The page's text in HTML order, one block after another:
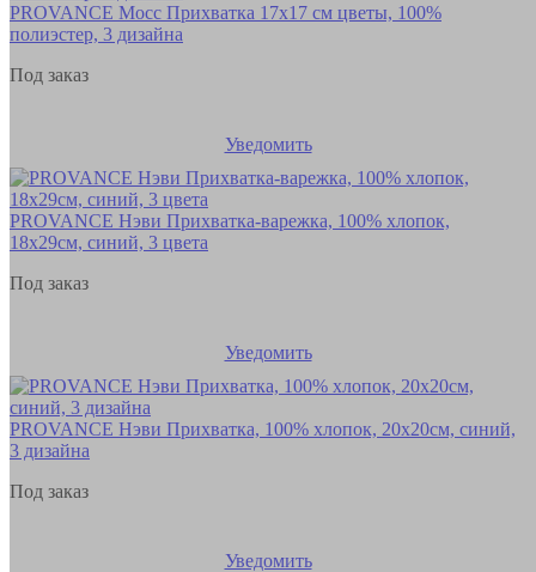
PROVANCE Мосс Прихватка 17х17 см цветы, 100%
полиэстер, 3 дизайна
Под заказ
Уведомить
PROVANCE Нэви Прихватка-варежка, 100% хлопок,
18х29см, синий, 3 цвета
Под заказ
Уведомить
PROVANCE Нэви Прихватка, 100% хлопок, 20х20см, синий,
3 дизайна
Под заказ
Уведомить